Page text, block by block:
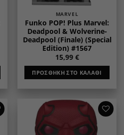
MARVEL
Funko POP! Plus Marvel:
Deadpool & Wolverine-
Deadpool (Finale) (Special
Edition) #1567
15,99 €
ΠΡΟΣΘΉΚΗ ΣΤΟ ΚΑΛΆΘΙ
Add to
wishlist